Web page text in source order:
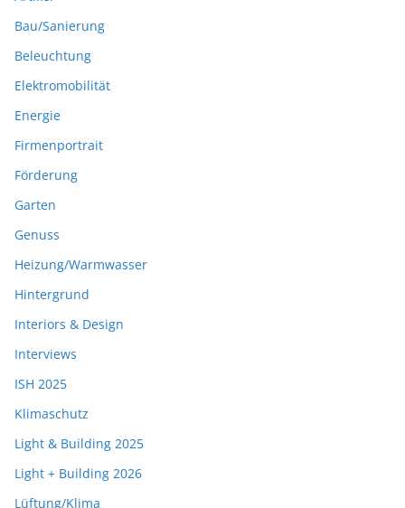
Bau/Sanierung
Beleuchtung
Elektromobilität
Energie
Firmenportrait
Förderung
Garten
Genuss
Heizung/Warmwasser
Hintergrund
Interiors & Design
Interviews
ISH 2025
Klimaschutz
Light & Building 2025
Light + Building 2026
Lüftung/Klima